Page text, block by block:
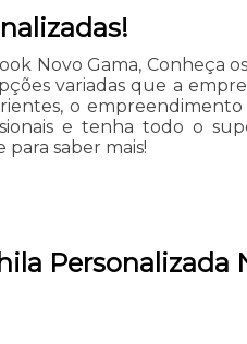
Novo Gama, Conheça
variadas que a
o
e tenha todo o
saber mais!
Personalizada